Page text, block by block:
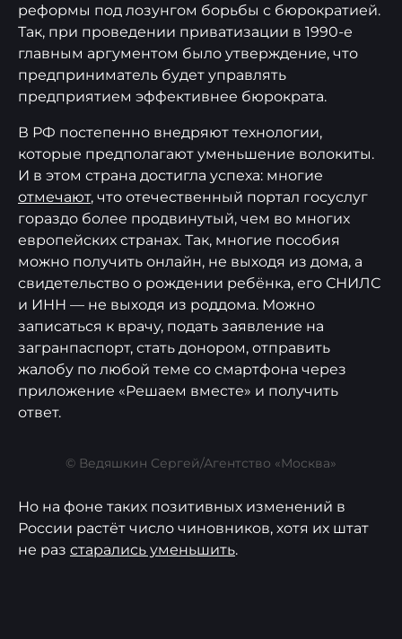
реформы под лозунгом борьбы с бюрократией.
Так, при проведении приватизации в 1990-е
главным аргументом было утверждение, что
предприниматель будет управлять
предприятием эффективнее бюрократа.
В РФ постепенно внедряют технологии,
которые предполагают уменьшение волокиты.
И в этом страна достигла успеха: многие
отмечают, что отечественный портал госуслуг
гораздо более продвинутый, чем во многих
европейских странах. Так, многие пособия
можно получить онлайн, не выходя из дома, а
свидетельство о рождении ребёнка, его СНИЛС
и ИНН — не выходя из роддома. Можно
записаться к врачу, подать заявление на
загранпаспорт, стать донором, отправить
жалобу по любой теме со смартфона через
приложение «Решаем вместе» и получить
ответ.
© Ведяшкин Сергей/Агентство «Москва»
Но на фоне таких позитивных изменений в
России растёт число чиновников, хотя их штат
не раз старались уменьшить.